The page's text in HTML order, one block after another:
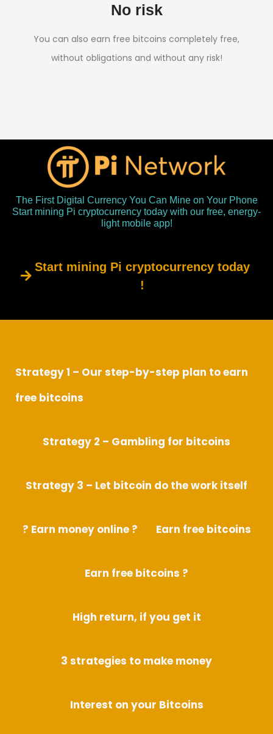
No risk
You can also earn free bitcoins completely free,
without obligations and without any risk!
The First Digital Currency You Can Mine on Your Phone
Start mining Pi cryptocurrency today with our free, energy-
light mobile app!
Start mining Pi cryptocurrency today
!
Strategy 1 – Our step-by-step plan to earn
free bitcoins
Strategy 2 – Gambling for bitcoins
Strategy 3 – Let bitcoin do the work itself
? Earn money online ? Earn free bitcoins
Earn free bitcoins ?
High return, if you get it
3 strategies to make money
Interest on your Bitcoins